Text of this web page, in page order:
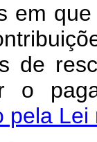
em
de
o
pela Lei